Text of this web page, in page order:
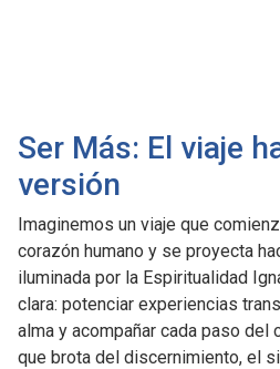
Ser Más: El viaje
versión
Imaginemos un viaje que
corazón humano y se proyecta
iluminada por la Espiritualidad
clara: potenciar experiencias
alma y acompañar cada paso del
que brota del discernimiento, el